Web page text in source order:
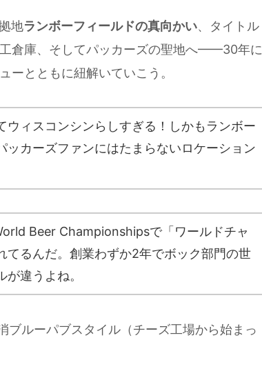
地ランボーフィールドの真向かい、タイトル
倉庫、そしてパッカーズの聖地へ——30年に
ーとともに紐解いていこう。
ウィスコンシンらしすぎる！しかもランボー
ッカーズファンにはたまらないロケーション
Beer Championshipsで「ワールドチャ
てるんだ。創業わずか2年でボック部門の世
違うよね。
ブルーパブスタイル（チーズ工場から始まっ